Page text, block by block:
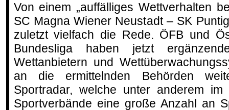
Von einem „auffälliges Wettverhalten
SC Magna Wiener Neustadt – SK
zuletzt vielfach die Rede. ÖFB und
Bundesliga haben jetzt
Wettanbietern und
an die ermittelnden Behörden
Sportradar, welche unter anderem im
Sportverbände eine große Anzahl an